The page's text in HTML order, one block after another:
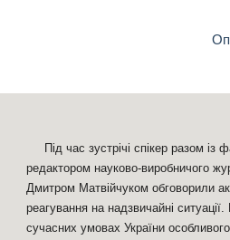
Під час зустрічі спікер разом із
редактором науково-виробничого
Дмитром Матвійчуком обговорили
реагування на надзвичайні
сучасних умовах України